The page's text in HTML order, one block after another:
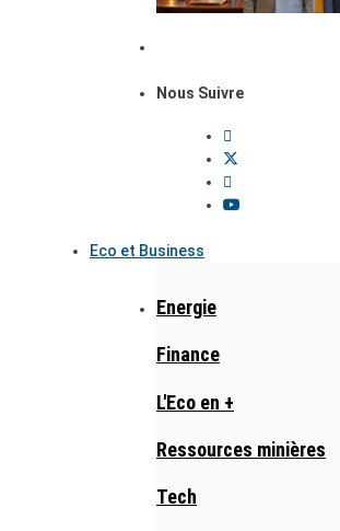
Nous Suivre
Eco et Business
Energie
Finance
L'Eco en +
Ressources minières
Tech